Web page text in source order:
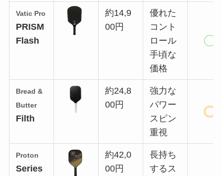
Vatic Pro
PRISM
Flash
約14,9
00円
優れた
コント
ロール
手頃な
価格
Bread &
Butter
Filth
約24,8
00円
強力な
パワー
スピン
重視
Proton
Series
約42,0
00円
長持ち
するス